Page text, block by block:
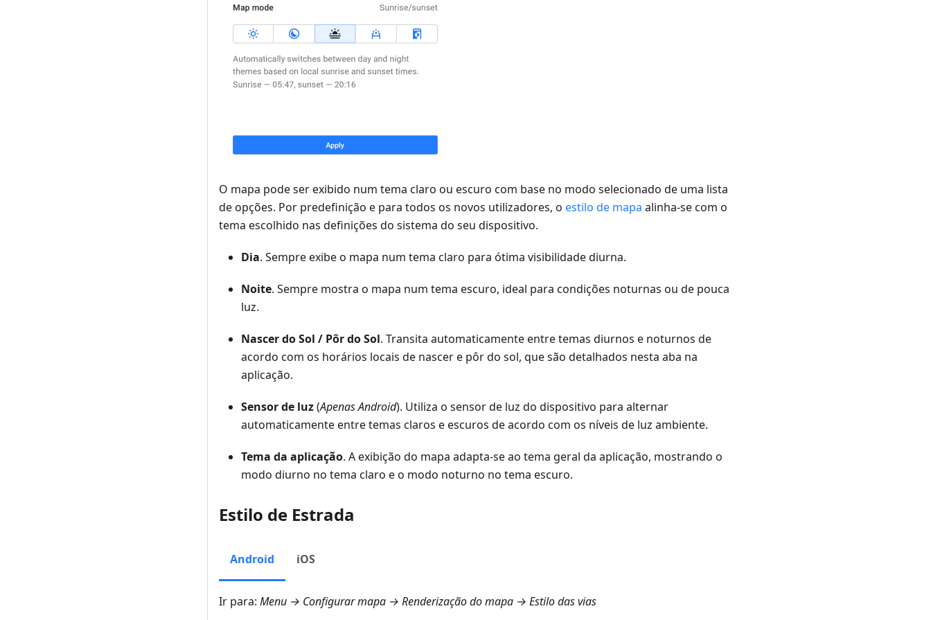
O mapa pode ser exibido num tema claro ou escuro com base no modo selecionado de uma lista
de opções. Por predefinição e para todos os novos utilizadores, o estilo de mapa alinha-se com o
tema escolhido nas definições do sistema do seu dispositivo.
Dia. Sempre exibe o mapa num tema claro para ótima visibilidade diurna.
Noite. Sempre mostra o mapa num tema escuro, ideal para condições noturnas ou de pouca
luz.
Nascer do Sol / Pôr do Sol. Transita automaticamente entre temas diurnos e noturnos de
acordo com os horários locais de nascer e pôr do sol, que são detalhados nesta aba na
aplicação.
Sensor de luz(Apenas Android). Utiliza o sensor de luz do dispositivo para alternar
automaticamente entre temas claros e escuros de acordo com os níveis de luz ambiente.
Tema da aplicação. A exibição do mapa adapta-se ao tema geral da aplicação, mostrando o
modo diurno no tema claro e o modo noturno no tema escuro.
Estilo de Estrada
Android iOS
Ir para: Menu → Configurar mapa → Renderização do mapa → Estilo das vias